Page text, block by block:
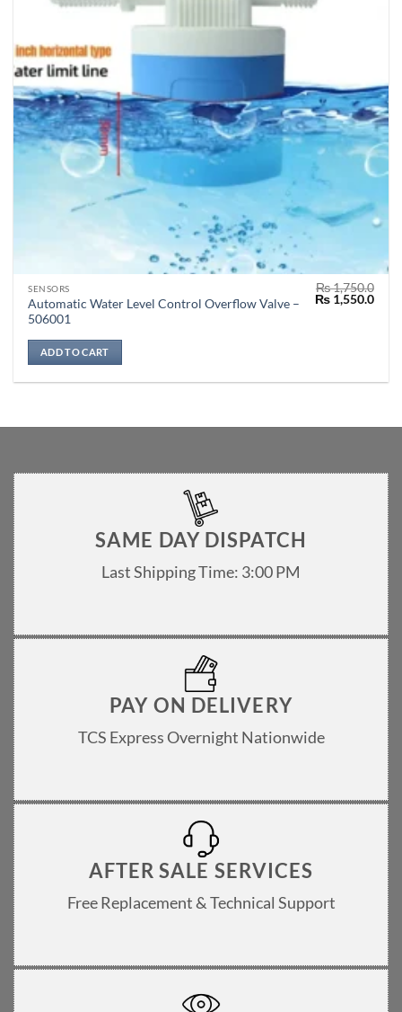
SENSORS
Automatic Water Level Control Overflow Valve –
506001
₨1,750.0
Original
price
₨1,550.0
ADD TO CART
SAME DAY DISPATCH
Last Shipping Time: 3:00 PM
PAY ON DELIVERY
TCS Express Overnight Nationwide
AFTER SALE SERVICES
Free Replacement & Technical Support